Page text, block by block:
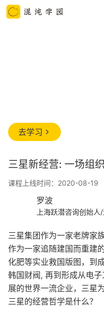
去学习
三星新经营: 一场组
课程上线时间：2020-08-19
罗波
上海跃潜咨询创始
三星集团作为一家老牌家
作为一家追随建国而重建
化肥等实业救国版图，到
韩国财阀, 再到形成从电
展的世界一流企业，三星
三星的经营哲学是什么？